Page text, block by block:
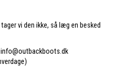
vi den ikke, så læg en besked
info@outbackboots.dk